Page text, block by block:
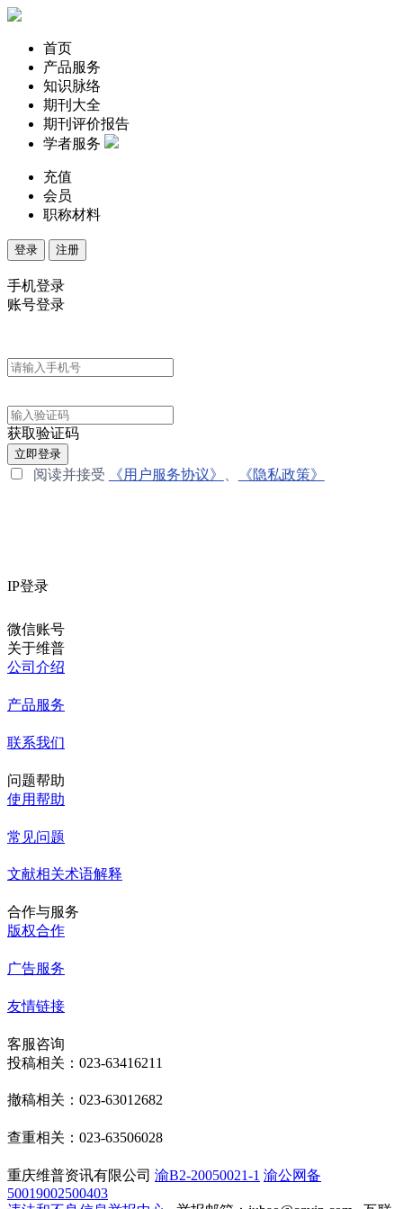
首页
产品服务
知识脉络
期刊大全
期刊评价报告
学者服务
充值
会员
职称材料
登录 注册
手机登录
账号登录
获取验证码
立即登录
阅读并接受 《用户服务协议》 《隐私政策》
IP登录
微信账号
关于维普
公司介绍
产品服务
联系我们
问题帮助
使用帮助
常见问题
文献相关术语解释
合作与服务
版权合作
广告服务
友情链接
客服咨询
投稿相关：023-63416211
撤稿相关：023-63012682
查重相关：023-63506028
重庆维普资讯有限公司 渝B2-20050021-1 渝公网备
50019002500403